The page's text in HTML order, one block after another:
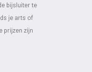
bijsluiter te
je arts of
prijzen zijn